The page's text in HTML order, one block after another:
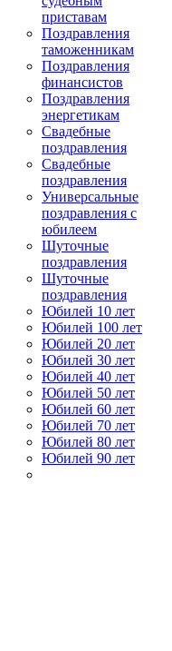
приставам
Поздравления
таможенникам
Поздравления
финансистов
Поздравления
энергетикам
Свадебные
поздравления
Свадебные
поздравления
Универсальные
поздравления с
юбилеем
Шуточные
поздравления
Шуточные
поздравления
Юбилей 10 лет
Юбилей 100 лет
Юбилей 20 лет
Юбилей 30 лет
Юбилей 40 лет
Юбилей 50 лет
Юбилей 60 лет
Юбилей 70 лет
Юбилей 80 лет
Юбилей 90 лет